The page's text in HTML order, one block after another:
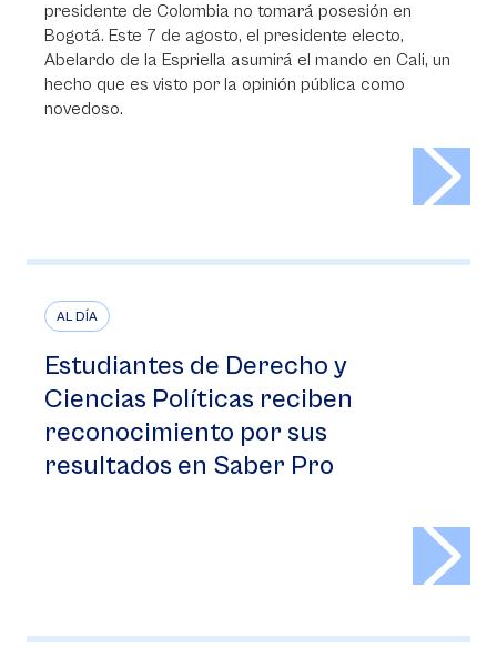
presidente de Colombia no tomará posesión en
Bogotá. Este 7 de agosto, el presidente electo,
Abelardo de la Espriella asumirá el mando en Cali, un
hecho que es visto por la opinión pública como
novedoso.
AL DÍA
Estudiantes de Derecho y
Ciencias Políticas reciben
reconocimiento por sus
resultados en Saber Pro